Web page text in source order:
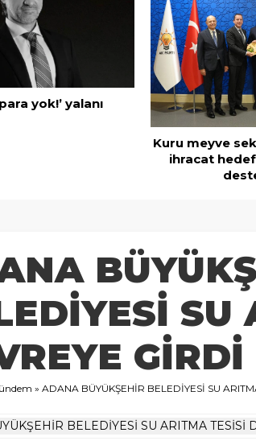
Devletin iki bilançosu: Görünen bütçe,
yok!’ yalanı
Kuru meyve
ihracat
SU
GİRDİ
» ADANA BÜYÜKŞEHİR BELEDİYESİ SU